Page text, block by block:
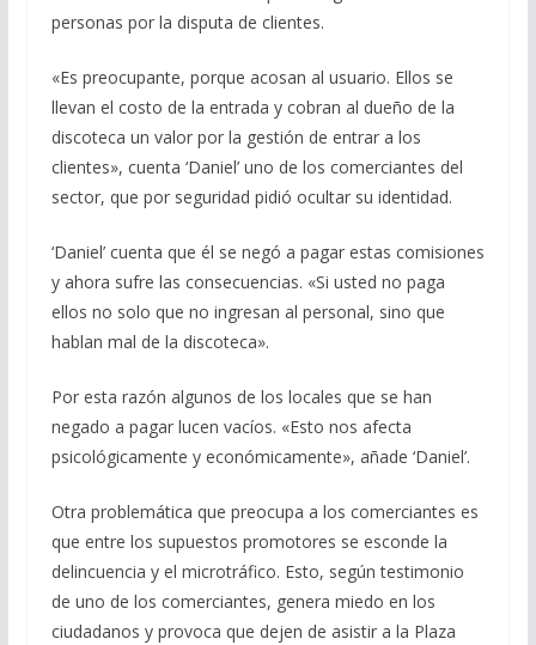
personas por la disputa de clientes.
«Es preocupante, porque acosan al usuario. Ellos se
llevan el costo de la entrada y cobran al dueño de la
discoteca un valor por la gestión de entrar a los
clientes», cuenta ‘Daniel’ uno de los comerciantes del
sector, que por seguridad pidió ocultar su identidad.
‘Daniel’ cuenta que él se negó a pagar estas comisiones
y ahora sufre las consecuencias. «Si usted no paga
ellos no solo que no ingresan al personal, sino que
hablan mal de la discoteca».
Por esta razón algunos de los locales que se han
negado a pagar lucen vacíos. «Esto nos afecta
psicológicamente y económicamente», añade ‘Daniel’.
Otra problemática que preocupa a los comerciantes es
que entre los supuestos promotores se esconde la
delincuencia y el microtráfico. Esto, según testimonio
de uno de los comerciantes, genera miedo en los
ciudadanos y provoca que dejen de asistir a la Plaza